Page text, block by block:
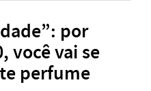
por
você vai se
perfume